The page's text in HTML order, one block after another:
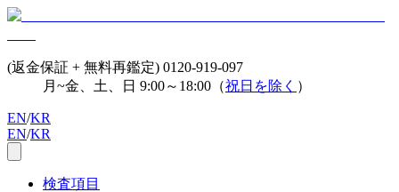
(返金保証 + 無料再鑑定) 0120-919-097
月~金、土、日 9:00～18:00（祝日を除く ）
EN/KR
EN/KR
検査項目